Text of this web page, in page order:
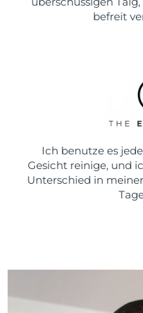
befreit
Ich benutze es
Gesicht reinige, und
Unterschied in